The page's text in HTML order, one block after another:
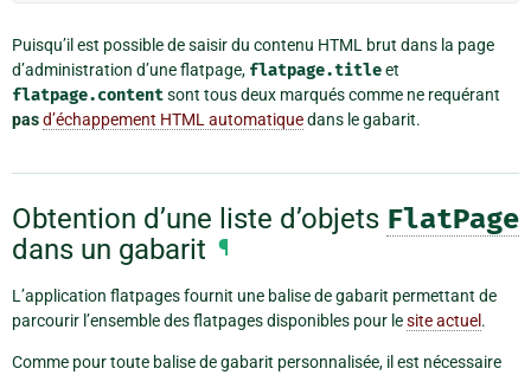
Puisqu’il est possible de saisir du contenu HTML brut dans la page
d’administration d’une flatpage, flatpage.titleet
flatpage.contentsont tous deux marqués comme ne requérant
pasd’échappement HTML automatiquedans le gabarit.
Obtention d’une liste d’objets FlatPage
dans un gabarit ¶
L’application flatpages fournit une balise de gabarit permettant de
parcourir l’ensemble des flatpages disponibles pour lesite actuel .
Comme pour toute balise de gabarit personnalisée, il est nécessaire